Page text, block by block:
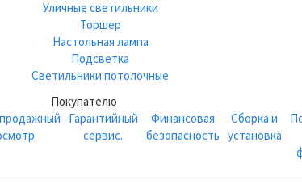
Уличные светильники
Торшер
Настольная лампа
Подсветка
Светильники потолочные
Покупателю
Гарантийный
сервис.
Финансовая
безопасность
Сборка и
установка